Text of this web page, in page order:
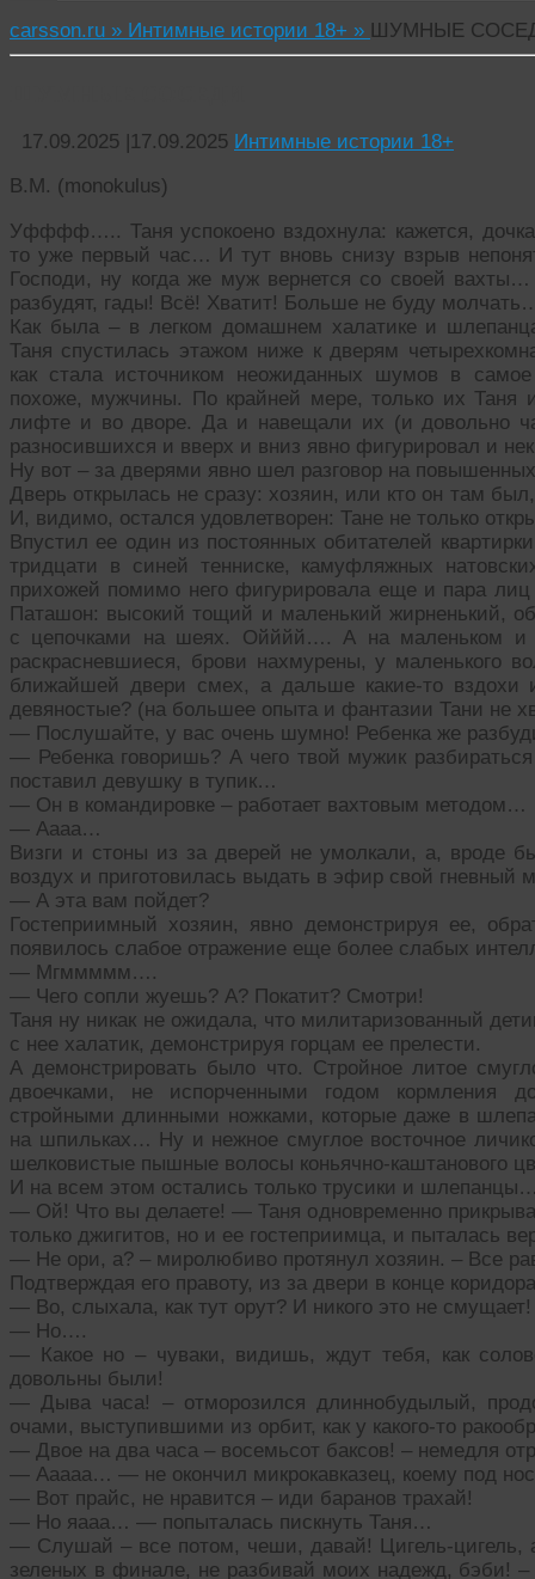
carsson.ru » Интимные истории 18+ » ШУМНЫЕ
17.09.2025 |17.09.2025 Интимные истории 18+
В.М. (monokulus)
Уфффф….. Таня успокоено вздохнула: кажется,
то уже первый час… И тут вновь снизу взрыв
Господи, ну когда же муж вернется со своей
разбудят, гады! Всё! Хватит! Больше не буду
Как была – в легком домашнем халатике и
Таня спустилась этажом ниже к дверям
как стала источником неожиданных шумов в
похоже, мужчины. По крайней мере, только их Таня
лифте и во дворе. Да и навещали их (и довольно
разносившихся и вверх и вниз явно фигурировал и
Ну вот – за дверями явно шел разговор на
Дверь открылась не сразу: хозяин, или кто он там
И, видимо, остался удовлетворен: Тане не только
Впустил ее один из постоянных обитателей
тридцати в синей тенниске, камуфляжных
прихожей помимо него фигурировала еще и пара лиц
Паташон: высокий тощий и маленький жирненький,
с цепочками на шеях. Ойййй…. А на маленьком и
раскрасневшиеся, брови нахмурены, у маленького
ближайшей двери смех, а дальше какие-то
девяностые? (на большее опыта и фантазии Тани не
— Послушайте, у вас очень шумно! Ребенка же
— Ребенка говоришь? А чего твой мужик
поставил девушку в тупик…
— Он в командировке – работает вахтовым методом…
— Аааа…
Визги и стоны из за дверей не умолкали, а, вроде
воздух и приготовилась выдать в эфир свой
— А эта вам пойдет?
Гостеприимный хозяин, явно демонстрируя ее,
появилось слабое отражение еще более слабых
— Мгммммм….
— Чего сопли жуешь? А? Покатит? Смотри!
Таня ну никак не ожидала, что милитаризованный
с нее халатик, демонстрируя горцам ее прелести.
А демонстрировать было что. Стройное литое
двоечками, не испорченными годом кормления
стройными длинными ножками, которые даже в
на шпильках… Ну и нежное смуглое восточное
шелковистые пышные волосы коньячно-каштанового
И на всем этом остались только трусики и
— Ой! Что вы делаете! — Таня одновременно
только джигитов, но и ее гостеприимца, и пыталась
— Не ори, а? – миролюбиво протянул хозяин. – Все
Подтверждая его правоту, из за двери в конце
— Во, слыхала, как тут орут? И никого это не смущает!
— Но….
— Какое но – чуваки, видишь, ждут тебя, как
довольны были!
— Дыва часа! – отморозился длиннобудылый,
очами, выступившими из орбит, как у какого-то
— Двое на два часа – восемьсот баксов! – немедля
— Ааааа… — не окончил микрокавказец, коему под
— Вот прайс, не нравится – иди баранов трахай!
— Но яааа… — попыталась пискнуть Таня…
— Слушай – все потом, чеши, давай! Цигель-
зеленых в финале, не разбивай моих надежд, бэби!